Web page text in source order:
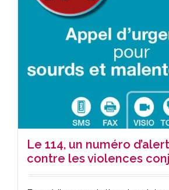
Le 114, un numéro
contre les violences